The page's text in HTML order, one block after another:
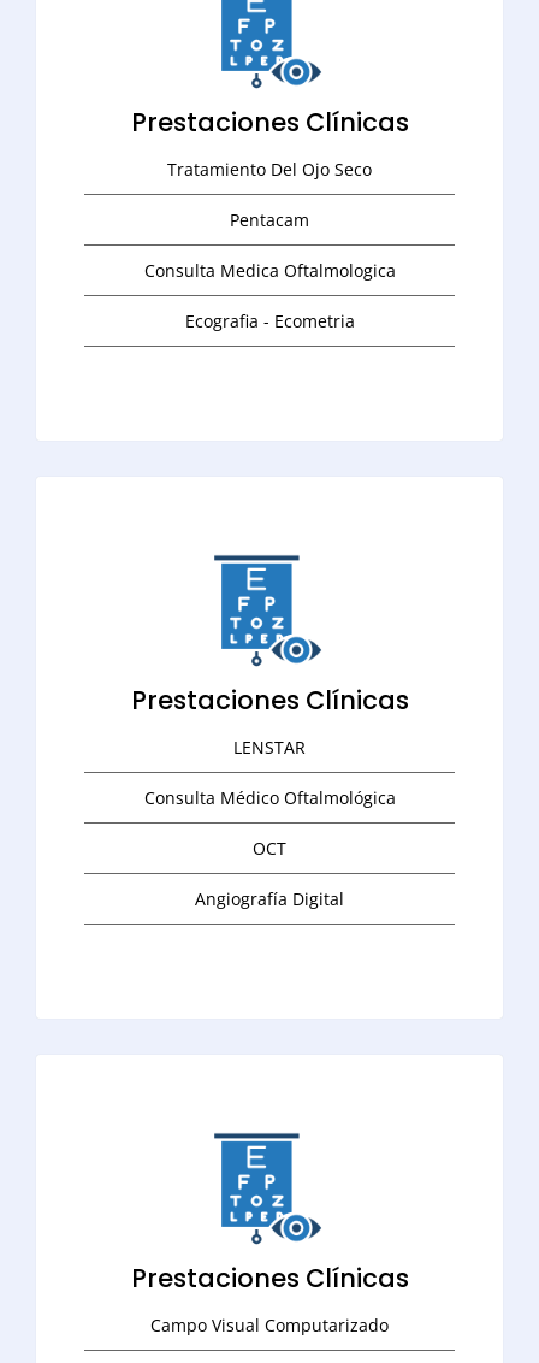
Prestaciones Clínicas
Tratamiento Del Ojo Seco
Pentacam
Consulta Medica Oftalmologica
Ecografia - Ecometria
Prestaciones Clínicas
LENSTAR
Consulta Médico Oftalmológica
OCT
Angiografía Digital
Prestaciones Clínicas
Campo Visual Computarizado